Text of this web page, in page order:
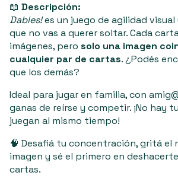
📖 Descripción:
Dables!es un juego de agilidad
que no vas a querer soltar. Cada
imágenes, pero solo una imagen
cualquier par de cartas. ¿Podés
que los demás?
Ideal para jugar en familia, con
ganas de reírse y competir. ¡No hay
juegan al mismo tiempo!
🧠 Desafiá tu concentración, gritá el
imagen y sé el primero en
cartas.